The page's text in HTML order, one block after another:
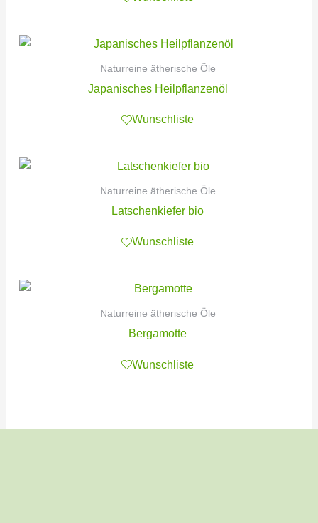
Naturreine ätherische Öle
Japanisches Heilpflanzenöl
Wunschliste
Naturreine ätherische Öle
Latschenkiefer bio
Wunschliste
Naturreine ätherische Öle
Bergamotte
Wunschliste